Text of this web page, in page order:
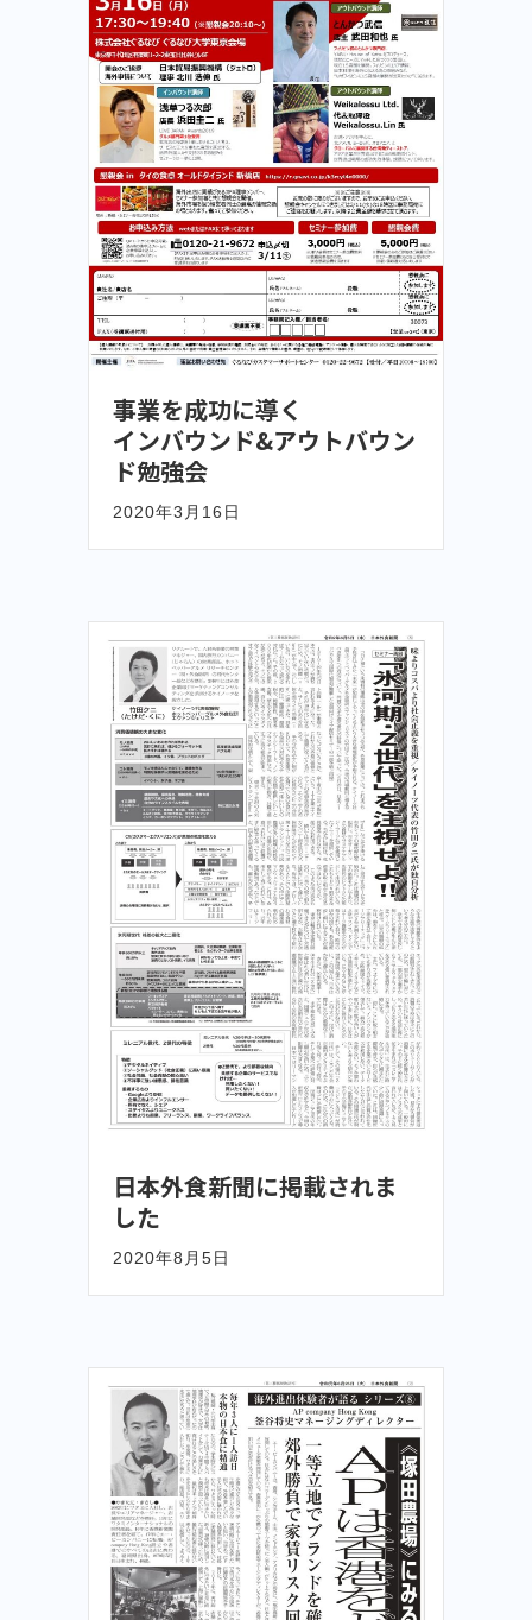
事業を成功に導く
インバウンド&アウトバウン
ド勉強会
2020年3月16日
日本外食新聞に掲載されま
した
2020年8月5日